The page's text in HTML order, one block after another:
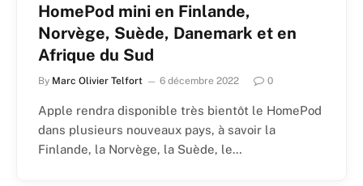
HomePod mini en Finlande,
Norvège, Suède, Danemark et en
Afrique du Sud
By Marc Olivier Telfort 6 décembre 2022 0
Apple rendra disponible très bientôt le HomePod
dans plusieurs nouveaux pays, à savoir la
Finlande, la Norvège, la Suède, le…